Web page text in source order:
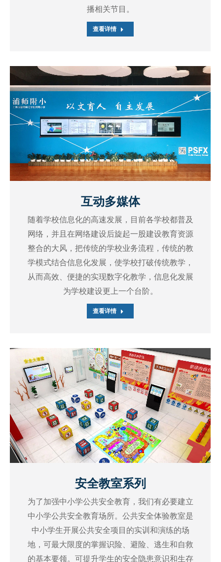
播相关节目。
查看详情
互动多媒体
随着学校信息化的高速发展，目前各学校都普及
网络，并且在网络建设后旋起一股建设教育资源
整合的大风，把传统的学校业务流程，传统的教
学模式结合信息化发展，使学校打破传统教学，
从而高效、便捷的实现数字化教学，信息化发展
为学校建设更上一个台阶。
查看详情
安全教室系列
为了加强中小学公共安全教育，我们有必要建立
中小学公共安全教育场所。公共安全体验教室是
中小学生开展公共安全项目的实训和演练的场
地，可最大限度的掌握识险、避险、逃生和自救
的基本要领。可提升学生的安全隐患意识和生存